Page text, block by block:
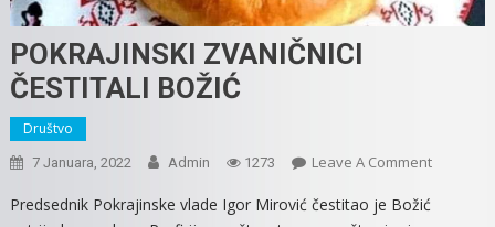
POKRAJINSKI ZVANIČNICI
ČESTITALI BOŽIĆ
Društvo
7 Januara, 2022 Admin 1273 Leave A CommentOn
Predsednik Pokrajinske vlade Igor Mirović čestitao je Božić